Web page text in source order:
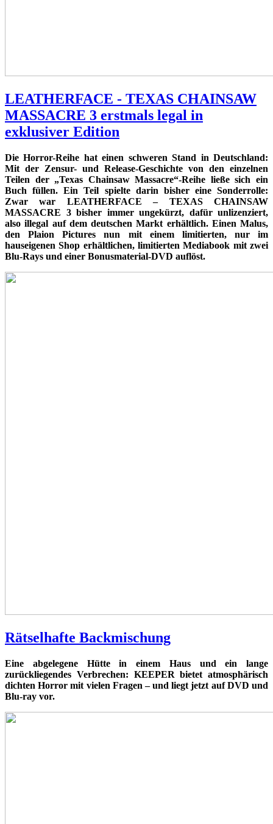
LEATHERFACE - TEXAS CHAINSAW
MASSACRE 3 erstmals legal in
exklusiver Edition
Die Horror-Reihe hat einen schweren Stand in Deutschland:
Mit der Zensur- und Release-Geschichte von den einzelnen
Teilen der „Texas Chainsaw Massacre“-Reihe ließe sich ein
Buch füllen. Ein Teil spielte darin bisher eine Sonderrolle:
Zwar war LEATHERFACE – TEXAS CHAINSAW
MASSACRE 3 bisher immer ungekürzt, dafür unlizenziert,
also illegal auf dem deutschen Markt erhältlich. Einen Malus,
den Plaion Pictures nun mit einem limitierten, nur im
hauseigenen Shop erhältlichen, limitierten Mediabook mit zwei
Blu-Rays und einer Bonusmaterial-DVD auflöst.
Rätselhafte Backmischung
Eine abgelegene Hütte in einem Haus und ein lange
zurückliegendes Verbrechen: KEEPER bietet atmosphärisch
dichten Horror mit vielen Fragen – und liegt jetzt auf DVD und
Blu-ray vor.